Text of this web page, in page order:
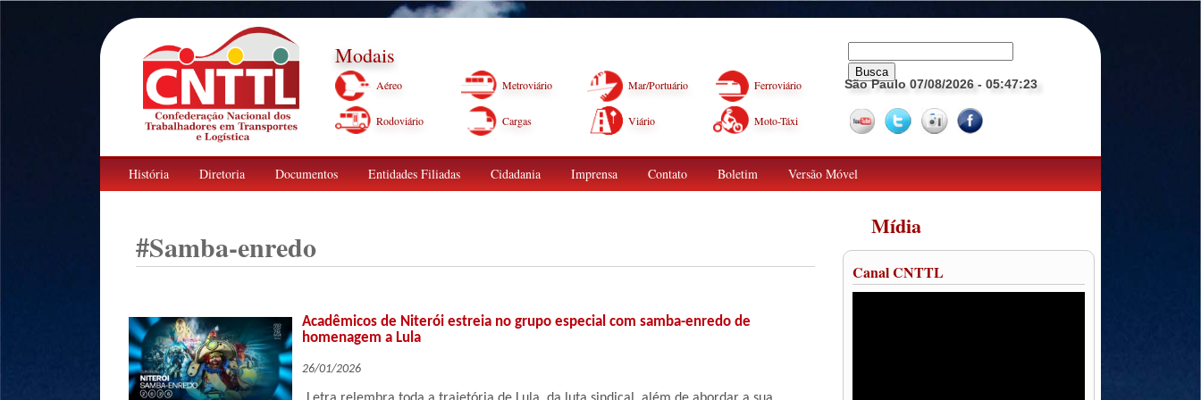
Modais
Aéreo Metroviário Mar/Portuário Ferroviário
Rodoviário Cargas Viário Moto-Táxi
São Paulo 07/08/2026 - 05:47:24
História Diretoria Documentos Entidades Filiadas Cidadania Imprensa Contato Boletim Versão Móvel
#Samba-enredo
Acadêmicos de Niterói estreia no grupo especial com samba-enredo de
homenagem a Lula
26/01/2026
Mídia
Canal CNTTL